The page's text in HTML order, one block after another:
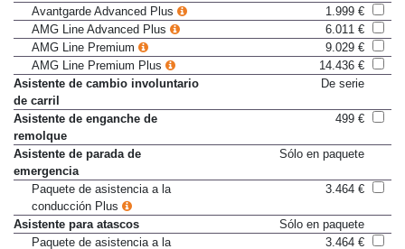
muerto
Avantgarde Advanced Plus
1.999 €
AMG Line Advanced Plus
6.011 €
AMG Line Premium
9.029 €
AMG Line Premium Plus
14.436 €
Asistente de cambio involuntario
de carril
Asistente de enganche de
remolque
Asistente de parada de
emergencia
Paquete de asistencia a la
conducción Plus
Asistente para atascos
Sólo en paquete